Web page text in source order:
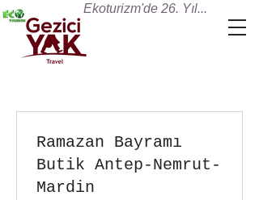
Ekoturizm'de 26. Yıl...
Ramazan Bayramı
Butik Antep-Nemrut-
Mardin